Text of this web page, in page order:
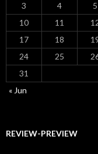
3
4 5
10
11
17
18
24
25
31
« Jun
REVIEW-PREVIEW